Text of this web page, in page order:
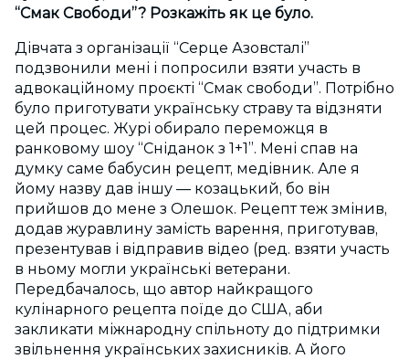
“Смак Свободи”? Розкажіть як це було.
Дівчата з організації “Серце Азовсталі”
подзвонили мені і попросили взяти участь в
адвокаційному проєкті “Смак свободи”. Потрібно
було приготувати українську страву та відзняти
цей процес. Журі обирало переможця в
ранковому шоу “Сніданок з 1+1”. Мені спав на
думку саме бабусин рецепт, медівник. Але я
йому назву дав іншу — козацький, бо він
прийшов до мене з Олешок. Рецепт теж змінив,
додав журавлину замість варення, приготував,
презентував і відправив відео (ред. взяти участь
в ньому могли українські ветерани.
Передбачалось, що автор найкращого
кулінарного рецепта поїде до США, аби
закликати міжнародну спільноту до підтримки
звільнення українських захисників. А його